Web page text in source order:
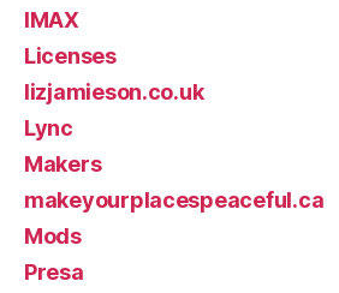
IMAX
Licenses
lizjamieson.co.uk
Lync
Makers
makeyourplacespeaceful.ca
Mods
Presa